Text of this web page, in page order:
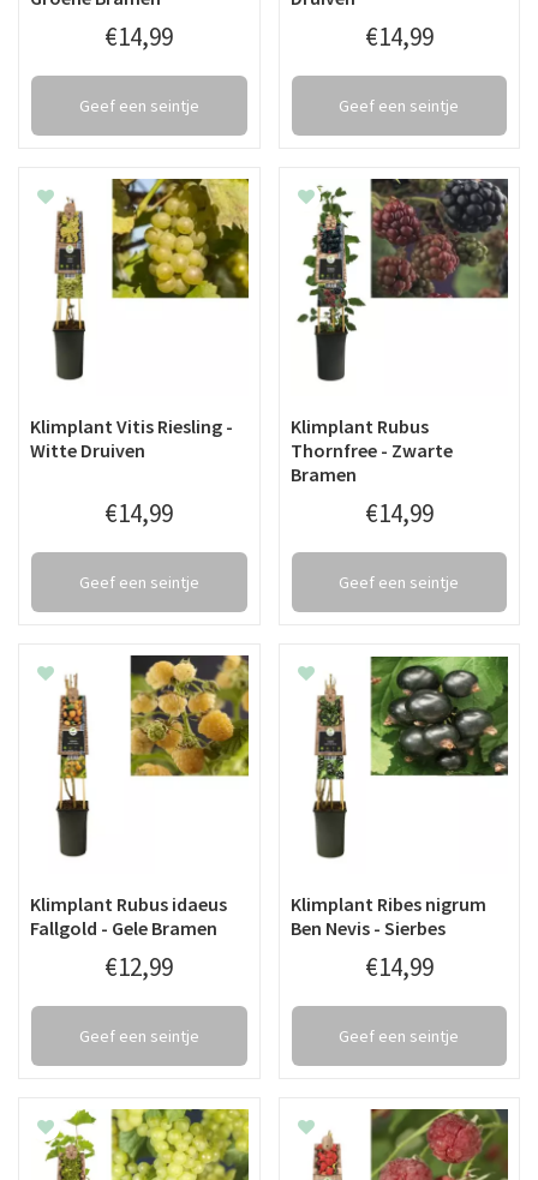
€14,99
Geef een seintje
€14,99
Geef een seintje
Klimplant Vitis Riesling -
Witte Druiven
€14,99
Geef een seintje
Klimplant Rubus
Thornfree - Zwarte
Bramen
€14,99
Geef een seintje
Klimplant Rubus idaeus
Fallgold - Gele Bramen
€12,99
Geef een seintje
Klimplant Ribes nigrum
Ben Nevis - Sierbes
€14,99
Geef een seintje